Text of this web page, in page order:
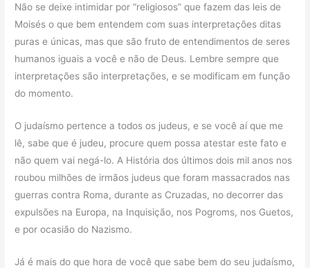
Não se deixe intimidar por “religiosos” que fazem das leis de
Moisés o que bem entendem com suas interpretações ditas
puras e únicas, mas que são fruto de entendimentos de seres
humanos iguais a você e não de Deus. Lembre sempre que
interpretações são interpretações, e se modificam em função
do momento.
O judaísmo pertence a todos os judeus, e se você aí que me
lê, sabe que é judeu, procure quem possa atestar este fato e
não quem vai negá-lo. A História dos últimos dois mil anos nos
roubou milhões de irmãos judeus que foram massacrados nas
guerras contra Roma, durante as Cruzadas, no decorrer das
expulsões na Europa, na Inquisição, nos Pogroms, nos Guetos,
e por ocasião do Nazismo.
Já é mais do que hora de você que sabe bem do seu judaísmo,